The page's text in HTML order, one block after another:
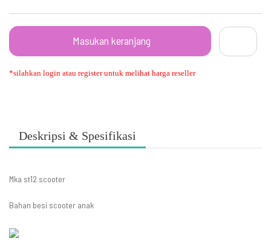
Masukan keranjang
*silahkan login atau register untuk melihat harga reseller
Deskripsi & Spesifikasi
Mka st12 scooter
Bahan besi scooter anak